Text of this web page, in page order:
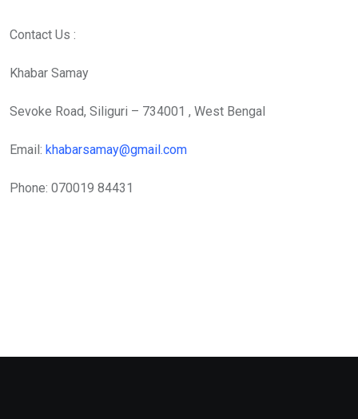
Contact Us :
Khabar Samay
Sevoke Road, Siliguri – 734001 , West Bengal
Email: khabarsamay@gmail.com
Phone: 070019 84431